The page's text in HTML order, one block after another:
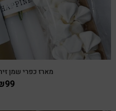
מארז כפרי שמן
99